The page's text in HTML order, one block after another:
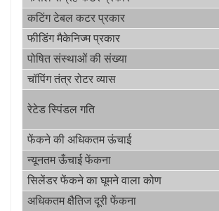
कटिंग टेबल कटर प्रकार
फीडिंग मैकेनिज्म प्रकार
पोषित संस्थाओं की संख्या
चॉपिंग तंत्र रोटर व्यास
रेटेड स्पिंडल गति
फेंकने की अधिकतम ऊंचाई
न्यूनतम ऊँचाई फेंकना
सिलेंडर फेंकने का घूमने वाला कोण
अधिकतम क्षैतिज दूरी फेंकना